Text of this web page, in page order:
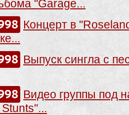
"Garage...
Концерт в
Выпуск сингла с
Видео группы под